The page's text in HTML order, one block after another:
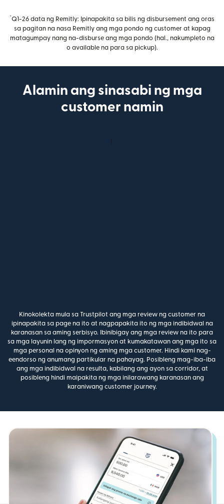
*Q1-26 data ng Remitly: Ipinapakita sa bilis ng disbursement ang oras
sa pagitan na nasa Remitly ang mga pondo ng customer at kapag
matagumpay nang na-disburse ang mga pondo (hal., nakumpleto na
o available na para sa pickup).
Alamin ang sinasabi ng mga
customer namin
Kinokolekta mula sa Trustpilot ang mga review ng customer na
ipinapakita sa page na ito at nagpapakita ito ng mga indibidwal na
karanasan sa aming serbisyo. Ibinibigay ang mga review na ito para
sa mga layunin lang ng impormasyon at kumakatawan ang mga ito sa
mga personal na opinyon ng aming mga customer. Hindi kami nag-
eendorso ng anumang partikular na pahayag. Posibleng mag-iba-iba
ang mga indibidwal na resulta, kabilang ang ayon sa corridor, at
posibleng hindi maipakita ng mga inilarawang karanasan ang
karaniwang customer journey.